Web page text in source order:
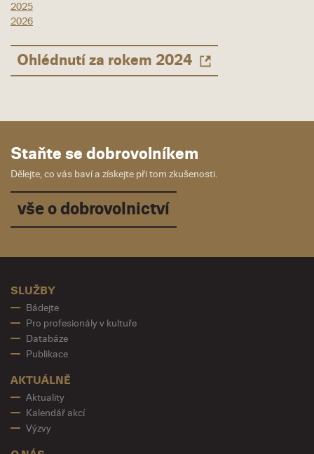
2025
2026
Ohlédnutí za rokem 2024
Staňte se dobrovolníkem
Dělejte, co vás baví a získejte při tom zkušenosti.
vše o dobrovolnictví
SLUŽBY
Bádejte
Pro profesionály v kultuře
Databáze
Publikace
AKTUÁLNĚ
Aktuality
Kalendář akcí
Výzvy